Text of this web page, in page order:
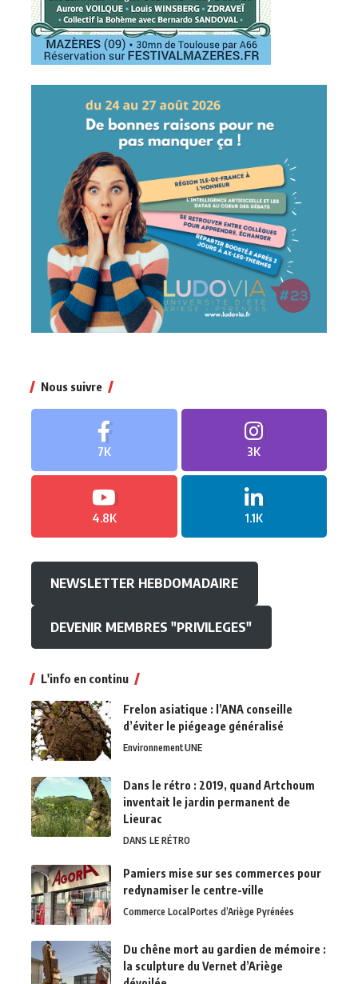
Nous suivre
7K 3K
4.8K 1.1K
NEWSLETTER HEBDOMADAIRE
DEVENIR MEMBRES "PRIVILEGES"
L'info en continu
Frelon asiatique : l’ANA conseille
d’éviter le piégeage généralisé
EnvironnementUNE
Dans le rétro : 2019, quand Artchoum
inventait le jardin permanent de
Lieurac
DANS LE RÉTRO
Pamiers mise sur ses commerces pour
redynamiser le centre-ville
Commerce LocalPortes d’Ariège Pyrénées
Du chêne mort au gardien de mémoire :
la sculpture du Vernet d’Ariège